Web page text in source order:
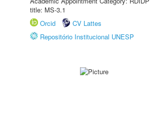
title: MS-3.1
Orcid
CV Lattes
Repositório Institucional UNESP